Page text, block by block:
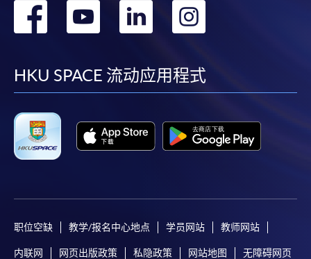
转
facebook
转
youtube
转
linkedin
转
HKU SPACE 流动应用程式
职位空缺 教学/报名中心地点 学员网站 教师网站
内联网 网页出版政策 私隐政策 网站地图 无障碍网页